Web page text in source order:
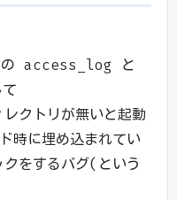
access_log と
トリが無いと起動
時に埋め込まれてい
をするバグ(という